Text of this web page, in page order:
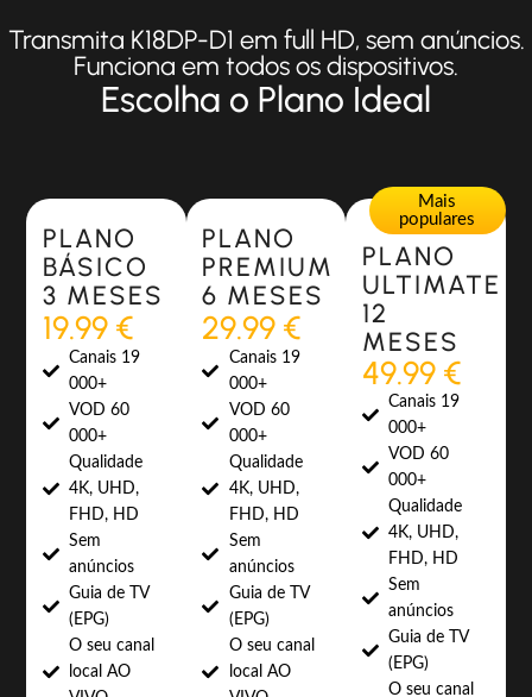
Transmita K18DP-D1 em full HD, sem anúncios.
Funciona em todos os dispositivos.
Escolha o Plano Ideal
Most Popular
PLANO
BÁSICO
3 MESES
19.99 €
Canais 19
000+
VOD 60
000+
Qualidade
4K, UHD,
FHD, HD
Sem
anúncios
Guia de TV
(EPG)
O seu canal
local AO
Most Popular
PLANO
PREMIUM
6 MESES
29.99 €
Canais 19
000+
VOD 60
000+
Qualidade
4K, UHD,
FHD, HD
Sem
anúncios
Guia de TV
(EPG)
O seu canal
local AO
Mais
populares
PLANO
ULTIMATE
12
MESES
49.99 €
Canais 19
000+
VOD 60
000+
Qualidade
4K, UHD,
FHD, HD
Sem
anúncios
Guia de TV
(EPG)
O seu canal